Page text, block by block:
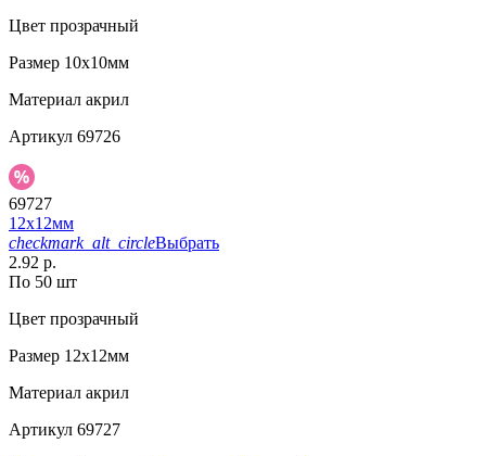
Цвет прозрачный
Размер 10х10мм
Материал акрил
Артикул 69726
69727
12х12мм
checkmark_alt_circleВыбрать
2.92 р.
По 50 шт
Цвет прозрачный
Размер 12х12мм
Материал акрил
Артикул 69727